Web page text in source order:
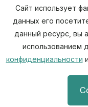
Чтобы сообщить
выделите текст
При
Сайт использует
данных его
данный ресурс, вы
использованием
конфиденциальности и